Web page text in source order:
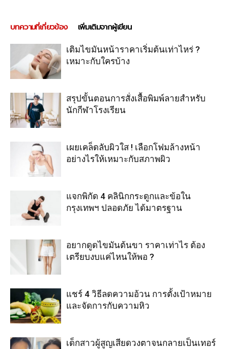
บทความที่เกี่ยวข้อง เพิ่มเติมจากผู้เขียน
เติมไขมันหน้าราคาเริ่มต้นเท่าไหร่ ?
เหมาะกับใครบ้าง
สรุปขั้นตอนการสั่งเสื้อพิมพ์ลายสำหรับ
นักกีฬาโรงเรียน
เผยเคล็ดลับผิวใส ! เลือกโฟมล้างหน้า
อย่างไรให้เหมาะกับสภาพผิว
แจกพิกัด 4 คลินิกกระดูกและข้อใน
กรุงเทพฯ ปลอดภัย ได้มาตรฐาน
อยากดูดไขมันต้นขา ราคาเท่าไร ต้อง
เตรียบงบแค่ไหนให้พอ ?
แชร์ 4 วิธีลดความอ้วน การตั้งเป้าหมาย
และจัดการกับความหิว
เด็กสาวผู้สูญเสียดวงตาจนกลายเป็นเทอร์